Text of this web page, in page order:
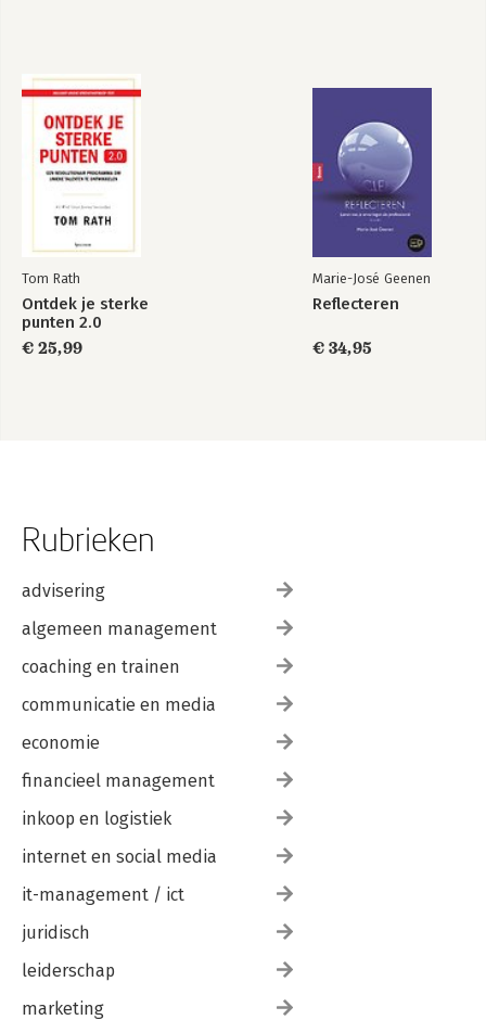
Tom Rath
Ontdek je sterke
punten 2.0
€ 25,99
Marie-José Geenen
Reflecteren
€ 34,95
Rubrieken
advisering
algemeen management
coaching en trainen
communicatie en media
economie
financieel management
inkoop en logistiek
internet en social media
it-management / ict
juridisch
leiderschap
marketing